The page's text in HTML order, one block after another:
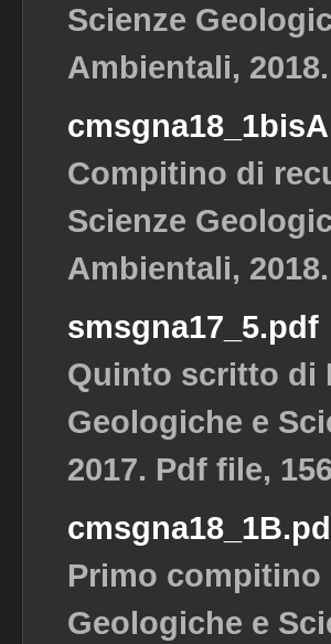
Scienze
Ambientali,
Compitino di
Scienze
Ambientali,
smsgna17_5.pdf
Quinto scritto di
Geologiche e
2017. Pdf file,
Primo compitino
Geologiche e